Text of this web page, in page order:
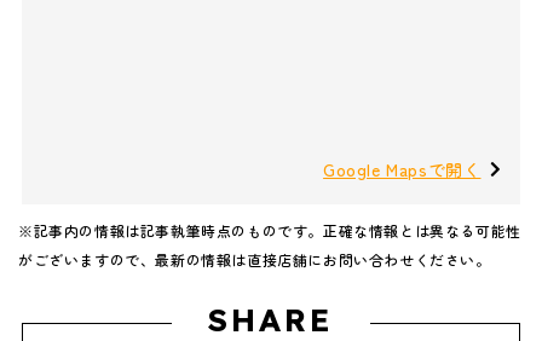
Google Mapsで開く
※記事内の情報は記事執筆時点のものです。正確な情報とは異なる可能性
がございますので、最新の情報は直接店舗にお問い合わせください。
SHARE